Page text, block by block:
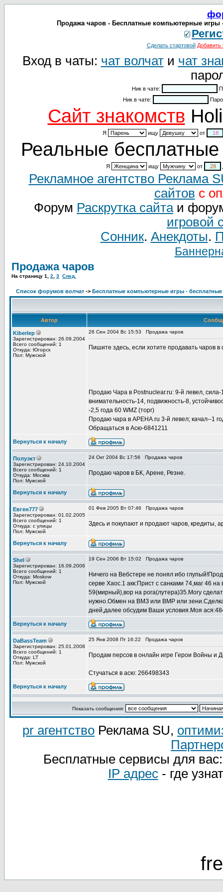
Продажа чаров - Бесплатные компьютерные
Сделать стартовой Добавить
Вход в чаты: чат волчати чат
Ник в чате:
Ник в чате:
Cайт знакомств
Я ищу от
Реальные бесплатные
Я ищу от
Рекламное агентство Реклама
сайтов с
Форум Раскрутка сайтаи
игровой
Сонник. Анекдоты.
Продажа чаров
На страницу 1 2 3 След.
Список форумов волчат -> Бесплатные компьютерные игры -
Автор
Kiberlep
Зарегистрирован: 26.09.2004
Всего сообщений: 1
Откуда: Югорск
Пол: Мужской
26 Сен 2004 Вс 15:53 Продажа чаров
Пишите здесь, если хотите продавать чаров в
Продаю Чара в Postnuclear.ru: 9-й левел, сила-
внимательность-14, подвижность-8,
-2,5 года 60 WMZ (торг)
Продаю чара в APEHA.ru 3-й левел; качал--1
Обращаться в Асю-6841211
Вернуться к началу
Полуэкт
Зарегистрирован: 24.10.2004
Всего сообщений: 1
Откуда: Москва
Пол: Мужской
24 Окт 2004 Вс 17:56 Продажа чаров
Продаю чаров в БК, Арене, Резне.
Вернуться к началу
Евген777
Зарегистрирован: 01.02.2005
Всего сообщений: 1
Откуда: с улицы
Пол: Мужской
01 Фев 2005 Вт 07:46 Продажа чаров
Здесь и покупают и продают чаров, кредиты,
Вернуться к началу
Shel
Зарегистрирован: 16.09.2006
Всего сообщений: 1
Откуда: Moskow
Пол: Мужской
19 Сен 2006 Вт 15:02 Продажа чаров
Ничего на Вебстере не понял ибо
серве Хаос.1 акк:Прист с санками 74,маг 46
59(мирный),вор на рога(лутера)35.Могу
нужно.Обмен на ВМЗ или ВМР или
дней,далее обсудим Ваши условия.Моя
Вернуться к началу
DaBassTeam
Зарегистрирован: 25.01.2008
Всего сообщений: 1
Откуда: LT
Пол: Мужской
25 Янв 2008 Пт 16:22 Продажа чаров
Продам персов в онлайн игре Герои Войны и
Стучаться в асю: 266498343
Вернуться к началу
Показать сообщения:
pr агентство Реклама SU,
Бесплатные сервисы для
IP адрес- где